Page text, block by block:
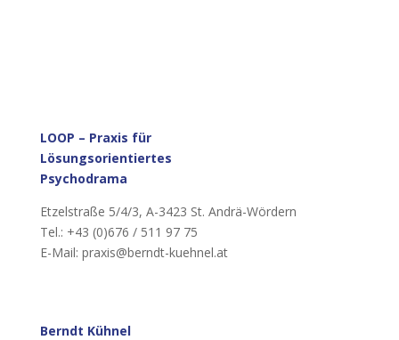
LOOP – Praxis für
Lösungsorientiertes
Psychodrama
Etzelstraße 5/4/3, A-3423 St. Andrä-Wördern
Tel.: +43 (0)676 / 511 97 75
E-Mail: praxis@berndt-kuehnel.at
Berndt Kühnel